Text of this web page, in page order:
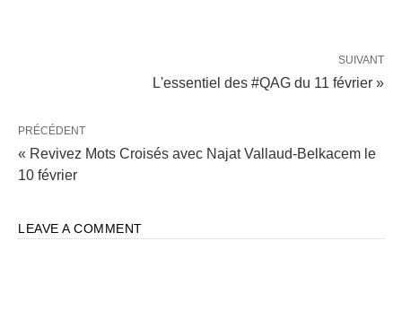
SUIVANT
L'essentiel des #QAG du 11 février »
PRÉCÉDENT
« Revivez Mots Croisés avec Najat Vallaud-Belkacem le
10 février
LEAVE A COMMENT